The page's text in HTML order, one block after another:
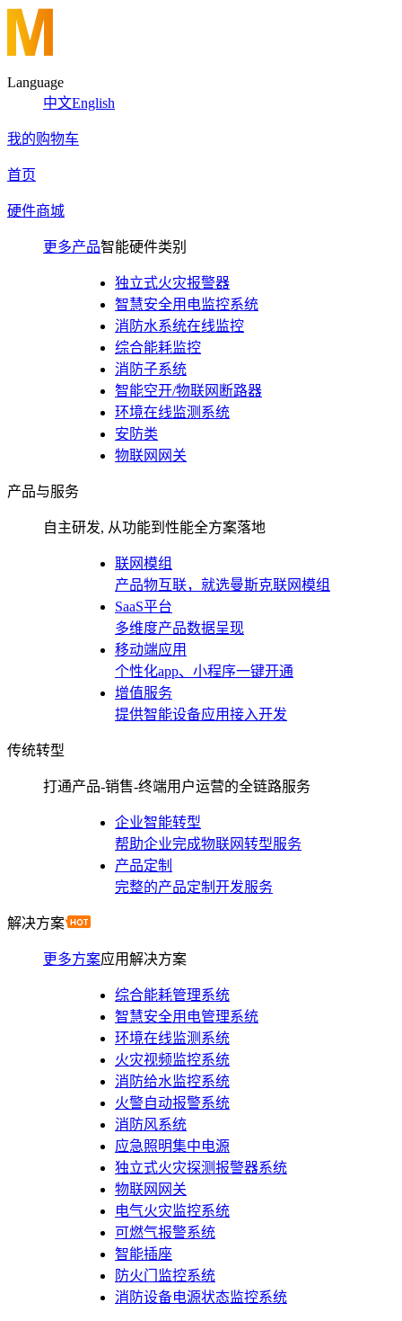
Language
中文English
我的购物车
首页
硬件商城
更多产品智能硬件类别
独立式火灾报警器
智慧安全用电监控系统
消防水系统在线监控
综合能耗监控
消防子系统
智能空开/物联网断路器
环境在线监测系统
安防类
物联网网关
产品与服务
自主研发, 从功能到性能全方案落地
联网模组
产品物互联，就选曼斯克联网模组
SaaS平台
多维度产品数据呈现
移动端应用
个性化app、小程序一键开通
增值服务
提供智能设备应用接入开发
传统转型
打通产品-销售-终端用户运营的全链路服务
企业智能转型
帮助企业完成物联网转型服务
产品定制
完整的产品定制开发服务
解决方案
更多方案应用解决方案
综合能耗管理系统
智慧安全用电管理系统
环境在线监测系统
火灾视频监控系统
消防给水监控系统
火警自动报警系统
消防风系统
应急照明集中电源
独立式火灾探测报警器系统
物联网网关
电气火灾监控系统
可燃气报警系统
智能插座
防火门监控系统
消防设备电源状态监控系统